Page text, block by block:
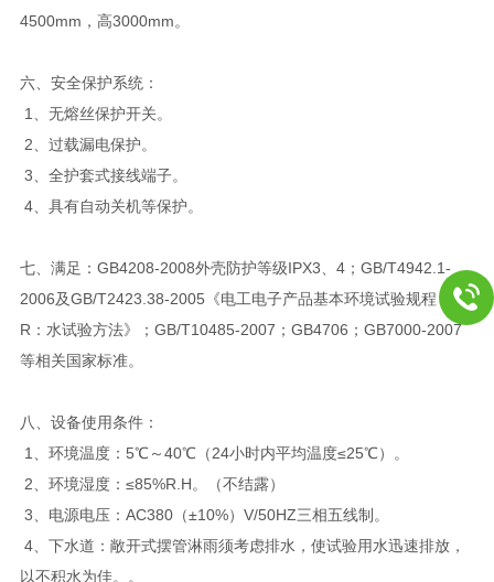
4500mm，高3000mm。
六、安全保护系统：
1、无熔丝保护开关。
2、过载漏电保护。
3、全护套式接线端子。
4、具有自动关机等保护。
七、满足：GB4208-2008外壳防护等级IPX3、4；GB/T4942.1-
2006及GB/T2423.38-2005《电工电子产品基本环境试验规程 试验
R：水试验方法》；GB/T10485-2007；GB4706；GB7000-2007
等相关国家标准。
八、设备使用条件：
1、环境温度：5℃～40℃（24小时内平均温度≤25℃）。
2、环境湿度：≤85%R.H。（不结露）
3、电源电压：AC380（±10%）V/50HZ三相五线制。
4、下水道：敞开式摆管淋雨须考虑排水，使试验用水迅速排放，
以不积水为佳。。